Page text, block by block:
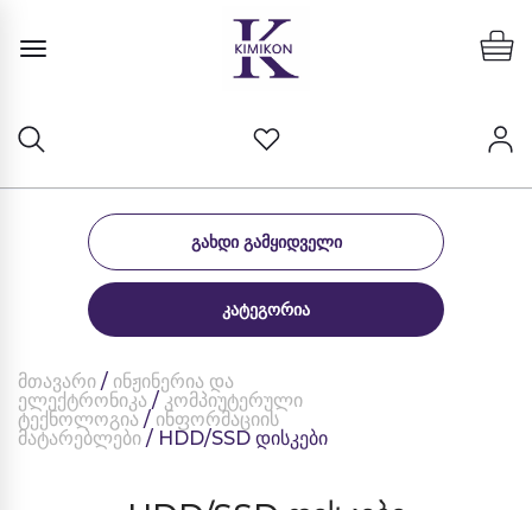
ᲒᲐᲮᲓᲘ ᲒᲐᲛᲧᲘᲓᲕᲔᲚᲘ
ᲙᲐᲢᲔᲒᲝᲠᲘᲐ
მთავარი / ინჟინერია და
ელექტრონიკა /კომპიუტერული
ტექნოლოგია / ინფორმაციის
მატარებლები / HDD/SSD დისკები